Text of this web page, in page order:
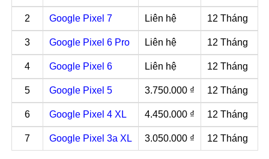
2 Google Pixel 7 Liên hệ 12 Tháng
3 Google Pixel 6 Pro Liên hệ 12 Tháng
4 Google Pixel 6 Liên hệ 12 Tháng
5 Google Pixel 5 3.750.000 ₫ 12 Tháng
6 Google Pixel 4 XL 4.450.000 ₫ 12 Tháng
7 Google Pixel 3a XL 3.050.000 ₫ 12 Tháng